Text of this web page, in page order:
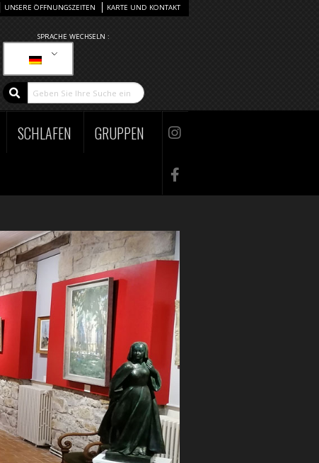
SPRACHE WECHSELN :
UNSERE ÖFFNUNGSZEITEN KARTE UND KONTAKT
SCHLAFEN GRUPPEN